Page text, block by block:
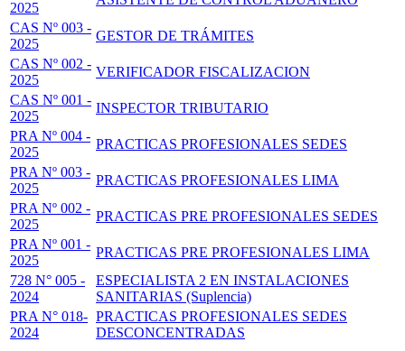
2025
CAS Nº 003 -
2025
GESTOR DE TRÁMITES
CAS Nº 002 -
2025
VERIFICADOR FISCALIZACION
CAS Nº 001 -
2025
INSPECTOR TRIBUTARIO
PRA Nº 004 -
2025
PRACTICAS PROFESIONALES SEDES
PRA Nº 003 -
2025
PRACTICAS PROFESIONALES LIMA
PRA Nº 002 -
2025
PRACTICAS PRE PROFESIONALES SEDES
PRA Nº 001 -
2025
PRACTICAS PRE PROFESIONALES LIMA
728 N° 005 -
2024
ESPECIALISTA 2 EN INSTALACIONES
SANITARIAS (Suplencia)
PRA N° 018-
2024
PRACTICAS PROFESIONALES SEDES
DESCONCENTRADAS